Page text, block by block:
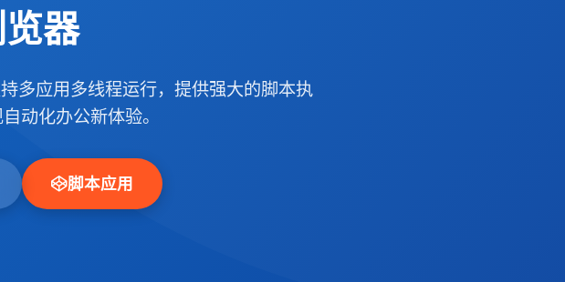
器
多应用多线程运行，提供强大的脚本执
动化办公新体验。
脚本应用